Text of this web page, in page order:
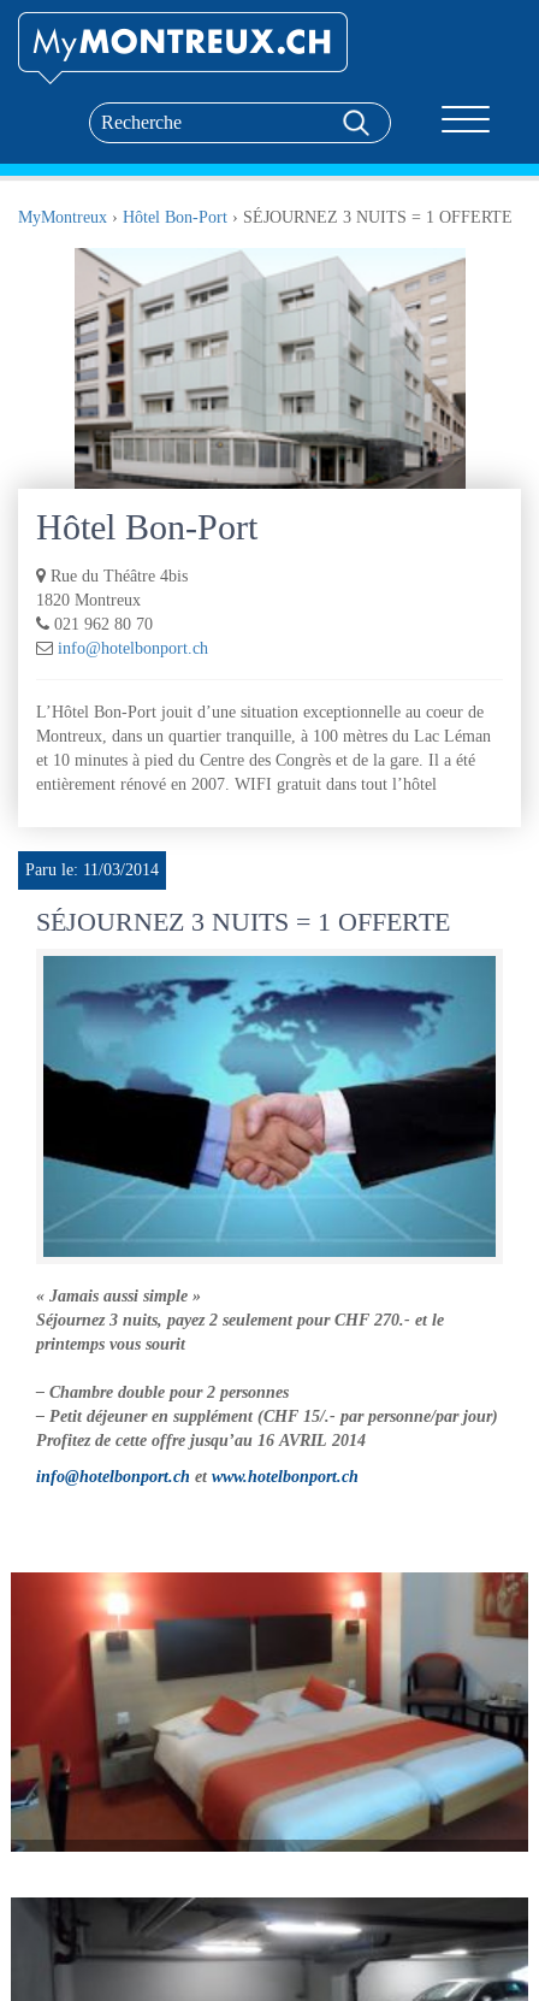
MyMontreux › Hôtel Bon-Port › SÉJOURNEZ 3 NUITS = 1 OFFERTE
Hôtel Bon-Port
Rue du Théâtre 4bis
1820 Montreux
021 962 80 70
info@hotelbonport.ch
L’Hôtel Bon-Port jouit d’une situation exceptionnelle au coeur de
Montreux, dans un quartier tranquille, à 100 mètres du Lac Léman
et 10 minutes à pied du Centre des Congrès et de la gare. Il a été
entièrement rénové en 2007. WIFI gratuit dans tout l’hôtel
Paru le: 11/03/2014
SÉJOURNEZ 3 NUITS = 1 OFFERTE
« Jamais aussi simple »
Séjournez 3 nuits, payez 2 seulement pour CHF 270.- et le
printemps vous sourit
– Chambre double pour 2 personnes
– Petit déjeuner en supplément (CHF 15/.- par personne/par jour)
Profitez de cette offre jusqu’au 16 AVRIL 2014
info@hotelbonport.ch et www.hotelbonport.ch